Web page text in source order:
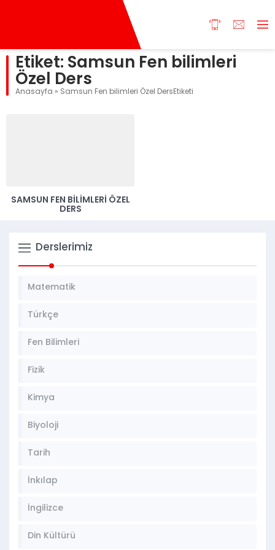
Etiket: Samsun Fen bilimleri
Özel Ders
Anasayfa » Samsun Fen bilimleri Özel DersEtiketi
SAMSUN FEN BILIMLERI ÖZEL
DERS
Derslerimiz
Matematik
Türkçe
Fen Bilimleri
Fizik
Kimya
Biyoloji
Tarih
İnkılap
İngilizce
Din Kültürü